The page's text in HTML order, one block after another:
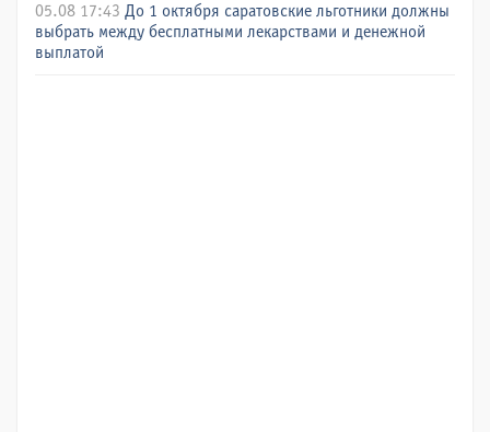
05.08 17:43 До 1 октября саратовские льготники должны
выбрать между бесплатными лекарствами и денежной
выплатой